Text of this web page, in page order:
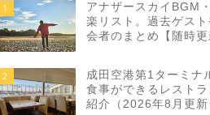
1
アナザースカイBGM
楽リスト。過去ゲスト
会者のまとめ【随時更
2
成田空港第1ターミナ
食事ができるレストラ
紹介（2026年8月更新